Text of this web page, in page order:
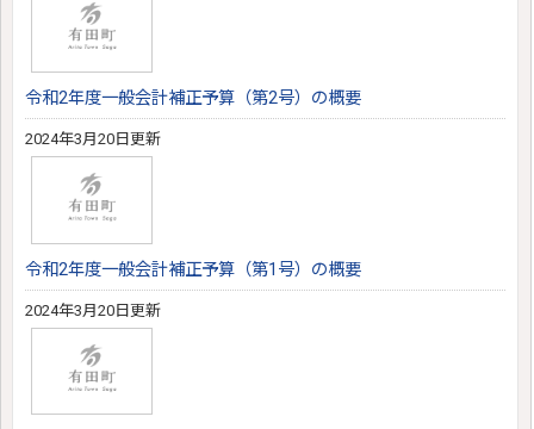
令和2年度一般会計補正予算（第2号）の概要
2024年3月20日更新
令和2年度一般会計補正予算（第1号）の概要
2024年3月20日更新